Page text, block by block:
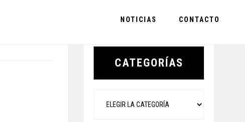
NOTICIAS CONTACTO
Primary
CATEGORÍAS